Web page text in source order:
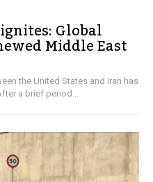
Global
Middle East
the United States and Iran has
a brief period...